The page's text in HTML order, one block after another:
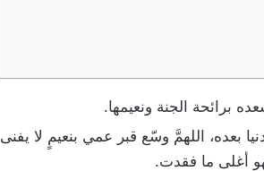
برائحة الجنة ونعيمها.
بعده، اللهمَّ وسّع قبر عمي بنعيمٍ لا يفنى
أغلى ما فقدت.